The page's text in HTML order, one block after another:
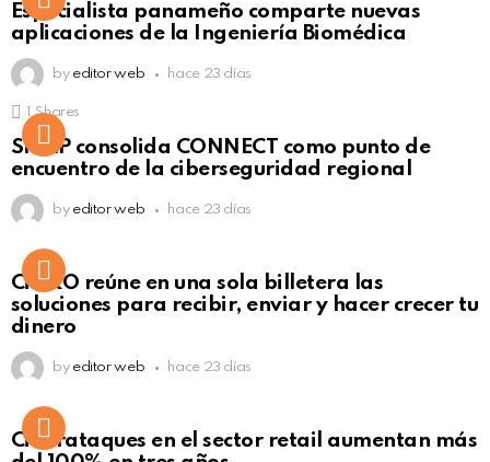
Click to view this post
Especialista panameño comparte nuevas
aplicaciones de la Ingeniería Biomédica
by editor web hace 23 días
Click to view this post
Shares
SISAP consolida CONNECT como punto de
encuentro de la ciberseguridad regional
by editor web hace 23 días
Not Safe For Work
Click to view this post
CiNKO reúne en una sola billetera las
soluciones para recibir, enviar y hacer crecer tu
dinero
by editor web hace 23 días
Ciberataques en el sector retail aumentan más